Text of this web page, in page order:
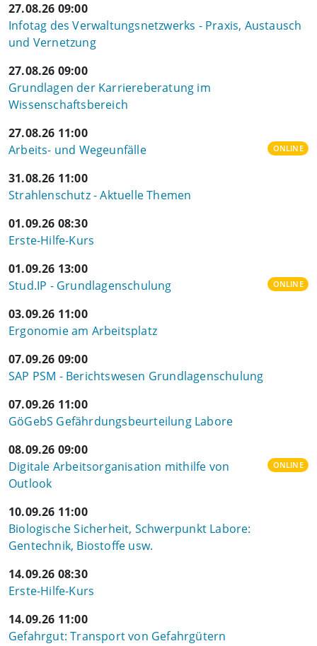
27.08.26 09:00
Infotag des Verwaltungsnetzwerks - Praxis, Austausch
und Vernetzung
27.08.26 09:00
Grundlagen der Karriereberatung im
Wissenschaftsbereich
27.08.26 11:00
Arbeits- und Wegeunfälle
ONLINE
31.08.26 11:00
Strahlenschutz - Aktuelle Themen
01.09.26 08:30
Erste-Hilfe-Kurs
01.09.26 13:00
Stud.IP - Grundlagenschulung
ONLINE
03.09.26 11:00
Ergonomie am Arbeitsplatz
07.09.26 09:00
SAP PSM - Berichtswesen Grundlagenschulung
07.09.26 11:00
GöGebS Gefährdungsbeurteilung Labore
08.09.26 09:00
Digitale Arbeitsorganisation mithilfe von
Outlook
ONLINE
10.09.26 11:00
Biologische Sicherheit, Schwerpunkt Labore:
Gentechnik, Biostoffe usw.
14.09.26 08:30
Erste-Hilfe-Kurs
14.09.26 11:00
Gefahrgut: Transport von Gefahrgütern